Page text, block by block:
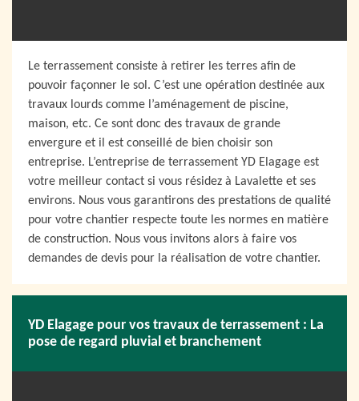
Le terrassement consiste à retirer les terres afin de
pouvoir façonner le sol. C’est une opération destinée aux
travaux lourds comme l’aménagement de piscine,
maison, etc. Ce sont donc des travaux de grande
envergure et il est conseillé de bien choisir son
entreprise. L’entreprise de terrassement YD Elagage est
votre meilleur contact si vous résidez à Lavalette et ses
environs. Nous vous garantirons des prestations de qualité
pour votre chantier respecte toute les normes en matière
de construction. Nous vous invitons alors à faire vos
demandes de devis pour la réalisation de votre chantier.
YD Elagage pour vos travaux de terrassement : La
pose de regard pluvial et branchement